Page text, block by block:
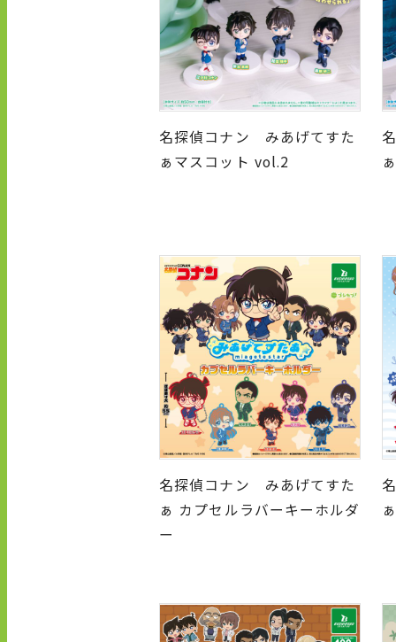
名探偵コナン みあげてすた
ぁマスコット vol.2
名探偵コナン みあげてすた
ぁ カプセルラバーキーホルダ
ー